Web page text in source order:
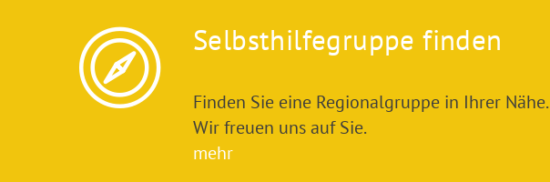
Selbsthilfegruppe finden
Finden Sie eine Regionalgruppe in Ihrer Nähe.
Wir freuen uns auf Sie.
mehr